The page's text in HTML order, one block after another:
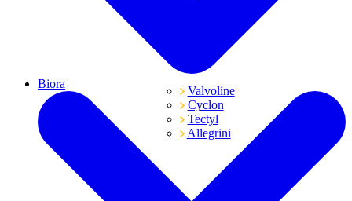
Valvoline
Cyclon
Tectyl
Allegrini
Biora